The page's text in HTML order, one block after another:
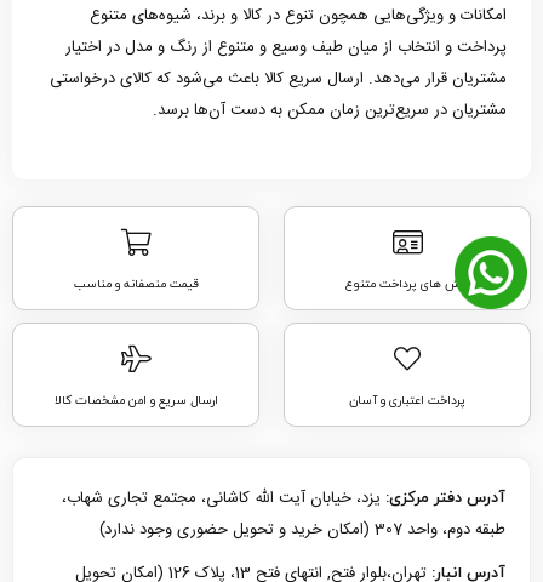
امکانات و ویژگی‌هایی همچون تنوع در کالا و برند، شیوه‌های متنوع
پرداخت و انتخاب از میان طیف وسیع و متنوع از رنگ و مدل در اختیار
مشتریان قرار می‌دهد. ارسال سریع کالا باعث می‌شود که کالای درخواستی
مشتریان در سریع‌ترین زمان ممکن به دست آن‌ها برسد.
روش های پرداخت متنوع قیمت منصفانه و مناسب
پرداخت اعتباری و آسان ارسال سریع و امن مشخصات کالا
آدرس دفتر مرکزی: یزد، خیابان آیت الله کاشانی، مجتمع تجاری شهاب،
طبقه دوم، واحد 307 (امکان خرید و تحویل حضوری وجود ندارد)
آدرس انبار: تهران،بلوار فتح, انتهای فتح 13، پلاک 126 (امکان تحویل